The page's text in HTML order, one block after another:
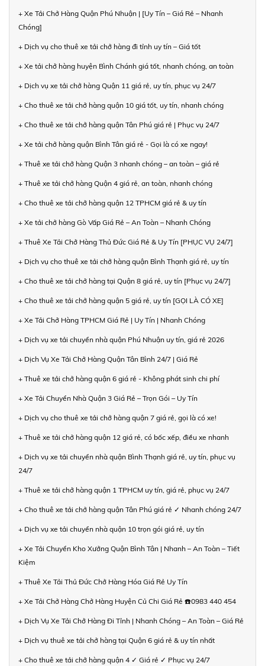
+ Xe Tải Chở Hàng Quận Phú Nhuận | [Uy Tín – Giá Rẻ – Nhanh
Chóng]
+ Dịch vụ cho thuê xe tải chở hàng đi tỉnh uy tín – Giá tốt
+ Xe tải chở hàng huyện Bình Chánh giá tốt, nhanh chóng, an toàn
+ Dịch vụ xe tải chở hàng Quận 11 giá rẻ, uy tín, phục vụ 24/7
+ Cho thuê xe tải chở hàng quận 10 giá tốt, uy tín, nhanh chóng
+ Cho thuê xe tải chở hàng quận Tân Phú giá rẻ | Phục vụ 24/7
+ Xe tải chở hàng quận Bình Tân giá rẻ - Gọi là có xe ngay!
+ Thuê xe tải chở hàng Quận 3 nhanh chóng – an toàn – giá rẻ
+ Thuê xe tải chở hàng Quận 4 giá rẻ, an toàn, nhanh chóng
+ Cho thuê xe tải chở hàng quận 12 TPHCM giá rẻ & uy tín
+ Xe tải chở hàng Gò Vấp Giá Rẻ – An Toàn – Nhanh Chóng
+ Thuê Xe Tải Chở Hàng Thủ Đức Giá Rẻ & Uy Tín [PHỤC VỤ 24/7]
+ Dịch vụ cho thuê xe tải chở hàng quận Bình Thạnh giá rẻ, uy tín
+ Cho thuê xe tải chở hàng tại Quận 8 giá rẻ, uy tín [Phục vụ 24/7]
+ Cho thuê xe tải chở hàng quận 5 giá rẻ, uy tín [GỌI LÀ CÓ XE]
+ Xe Tải Chở Hàng TPHCM Giá Rẻ | Uy Tín | Nhanh Chóng
+ Dịch vụ xe tải chuyển nhà quận Phú Nhuận uy tín, giá rẻ 2026
+ Dịch Vụ Xe Tải Chở Hàng Quận Tân Bình 24/7 | Giá Rẻ
+ Thuê xe tải chở hàng quận 6 giá rẻ - Không phát sinh chi phí
+ Xe Tải Chuyển Nhà Quận 3 Giá Rẻ – Trọn Gói – Uy Tín
+ Dịch vụ cho thuê xe tải chở hàng quận 7 giá rẻ, gọi là có xe!
+ Thuê xe tải chở hàng quận 12 giá rẻ, có bốc xếp, điều xe nhanh
+ Dịch vụ xe tải chuyển nhà quận Bình Thạnh giá rẻ, uy tín, phục vụ
24/7
+ Thuê xe tải chở hàng quận 1 TPHCM uy tín, giá rẻ, phục vụ 24/7
+ Cho thuê xe tải chở hàng quận Tân Phú giá rẻ ✓ Nhanh chóng 24/7
+ Dịch vụ xe tải chuyển nhà quận 10 trọn gói giá rẻ, uy tín
+ Xe Tải Chuyển Kho Xưởng Quận Bình Tân | Nhanh – An Toàn – Tiết
Kiệm
+ Thuê Xe Tải Thủ Đức Chở Hàng Hóa Giá Rẻ Uy Tín
+ Xe Tải Chở Hàng Chở Hàng Huyện Củ Chi Giá Rẻ ☎️0983 440 454
+ Dịch Vụ Xe Tải Chở Hàng Đi Tỉnh | Nhanh Chóng – An Toàn – Giá Rẻ
+ Dịch vụ thuê xe tải chở hàng tại Quận 6 giá rẻ & uy tín nhất
+ Cho thuê xe tải chở hàng quận 4 ✓ Giá rẻ ✓ Phục vụ 24/7